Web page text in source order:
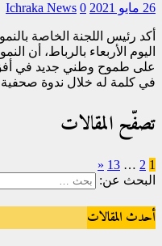
26 مايو 2021 Ichraka News 0
أكد رئيس اللجنة الخاصة
اليوم الأربعاء بالرباط، أن
في كلمة له خلال ندوة صحفية
[…]
تصفّح المقالات
1
2
…
13
«
البحث عن:
أحدث المقالات